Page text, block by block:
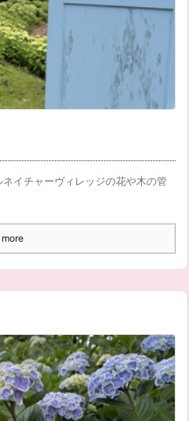
イチャーヴィレッジの花や木の管
more